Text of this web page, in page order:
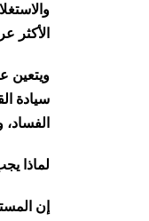
الأكثر
ويتعين
سيادة
لماذا
إن